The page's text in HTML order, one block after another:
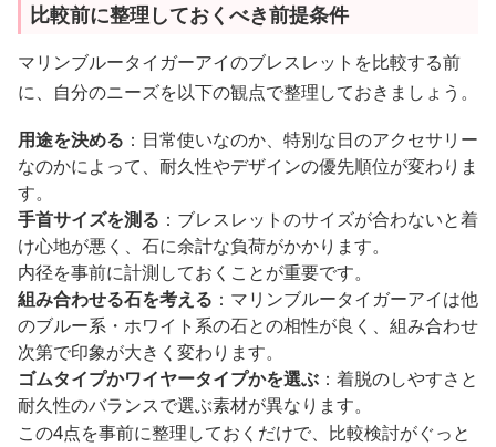
比較前に整理しておくべき前提条件
マリンブルータイガーアイのブレスレットを比較する前
に、自分のニーズを以下の観点で整理しておきましょう。
用途を決める ：日常使いなのか、特別な日のアクセサリー
なのかによって、耐久性やデザインの優先順位が変わりま
す。
手首サイズを測る ：ブレスレットのサイズが合わないと着
け心地が悪く、石に余計な負荷がかかります。
内径を事前に計測しておくことが重要です。
組み合わせる石を考える ：マリンブルータイガーアイは他
のブルー系・ホワイト系の石との相性が良く、組み合わせ
次第で印象が大きく変わります。
ゴムタイプかワイヤータイプかを選ぶ ：着脱のしやすさと
耐久性のバランスで選ぶ素材が異なります。
この4点を事前に整理しておくだけで、比較検討がぐっと